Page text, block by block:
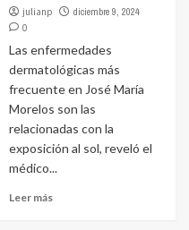
julianp
diciembre 9, 2024
0
Las enfermedades
dermatológicas más
frecuente en José María
Morelos son las
relacionadas con la
exposición al sol, reveló el
médico...
Leer más